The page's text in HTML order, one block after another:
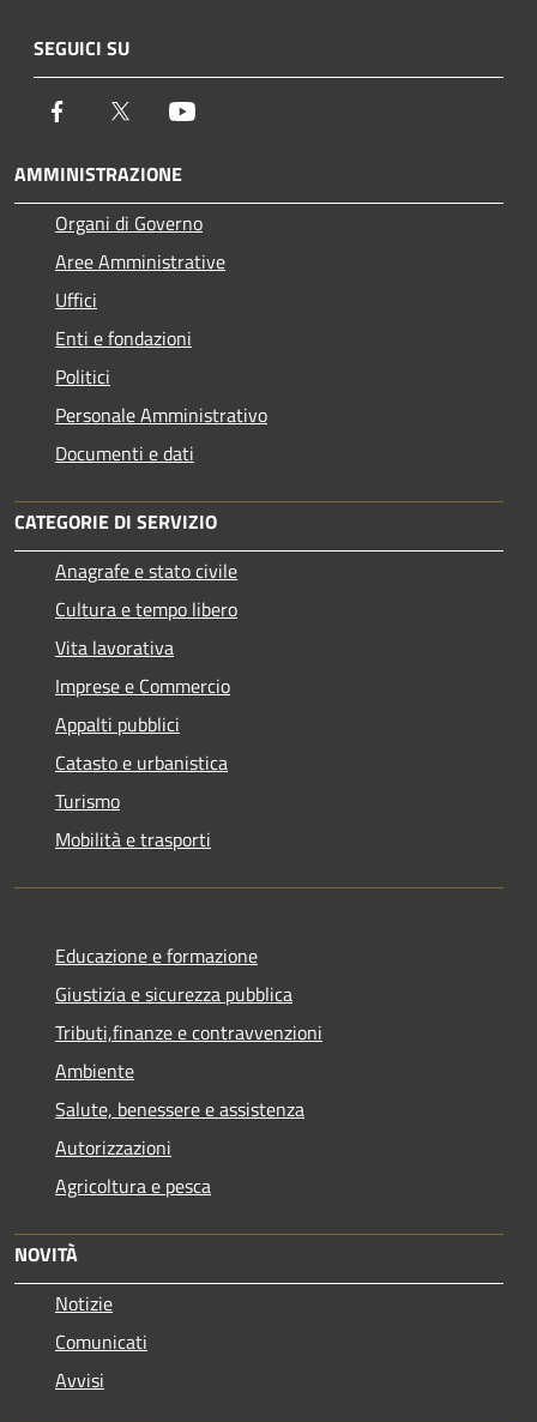
SEGUICI SU
Facebook Twitter
AMMINISTRAZIONE
Organi di Governo
Aree Amministrative
Uffici
Enti e fondazioni
Politici
Personale Amministrativo
Documenti e dati
CATEGORIE DI SERVIZIO
Anagrafe e stato civile
Cultura e tempo libero
Vita lavorativa
Imprese e Commercio
Appalti pubblici
Catasto e urbanistica
Turismo
Mobilità e trasporti
Educazione e formazione
Giustizia e sicurezza pubblica
Tributi,finanze e contravvenzioni
Ambiente
Salute, benessere e assistenza
Autorizzazioni
Agricoltura e pesca
NOVITÀ
Notizie
Comunicati
Avvisi